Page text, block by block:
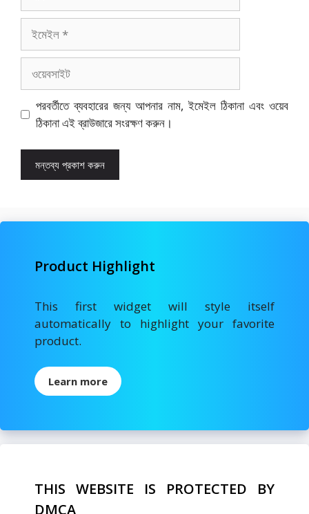
ইমেইল
পরবর্তীতে ব্যবহারের জন্য আপনার নাম, ইমেইল ঠিকানা এবং ওয়েব
ঠিকানা এই ব্রাউজারে সংরক্ষণ করুন।
Product Highlight
This first widget will style itself
automatically to highlight your favorite
product.
Learn more
THIS WEBSITE IS PROTECTED BY
DMCA